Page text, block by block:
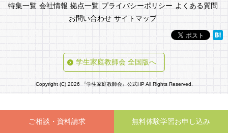
特集一覧 会社情報 拠点一覧 プライバシーポリシー よくある質問
お問い合わせ サイトマップ
学生家庭教師会 全国版へ
Copyright (C) 2026 『学生家庭教師会』公式HP All Rights Reserved.